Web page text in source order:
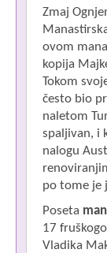
Zmaj
ovom
kopija
Tokom
često bio
naletom
spaljivan, i
nalogu
po tome je
Poseta
17
Vladika